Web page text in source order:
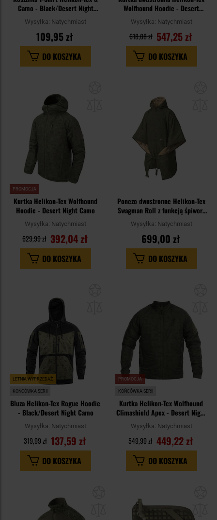
Camo - Black/Desert Night
Camo
Wysyłka: Natychmiast
109,95 zł
DO KOSZYKA
Wolfhound Hoodie - Desert
Night Camo/US Desert
Wysyłka: Natychmiast
547,25 zł
618,08 zł
DO KOSZYKA
PROMOCJA
Kurtka Helikon-Tex Wolfhound
Hoodie - Desert Night Camo
Wysyłka: Natychmiast
392,04 zł
629,99 zł
DO KOSZYKA
Ponczo dwustronne Helikon-Tex
Swagman Roll z funkcją śpiwora
- Desert Night Camo/US Desert
Wysyłka: Natychmiast
699,00 zł
DO KOSZYKA
LETNIA WYPRZEDAŻ
KOŃCÓWKA SERII
Bluza Helikon-Tex Rogue Hoodie
- Black/Desert Night Camo
Wysyłka: Natychmiast
137,59 zł
319,99 zł
DO KOSZYKA
PROMOCJA
KOŃCÓWKA SERII
Kurtka Helikon-Tex Wolfhound
Climashield Apex - Desert Night
Camo
Wysyłka: Natychmiast
449,22 zł
549,99 zł
DO KOSZYKA
schowka